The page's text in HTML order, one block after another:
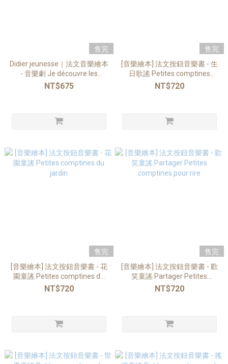
售完
Didier jeunesse｜法文音樂繪本
- 音樂劇 Je découvre les
comédies musicales
NT$675
售完
[音樂繪本] 法文按鈕音樂書 - 生
日歌謠 Petites comptines
d'anniversaire
NT$720
售完
[音樂繪本] 法文按鈕音樂書 - 花
園童謠 Petites comptines du
jardin
NT$720
售完
[音樂繪本] 法文按鈕音樂書 - 歡
笑童謠 Partager Petites
comptines pour rire
NT$720